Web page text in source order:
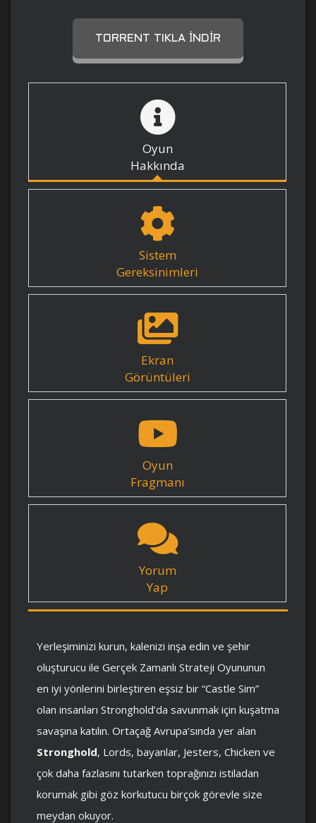
TORRENT TIKLA İNDIR
Oyun
Hakkında
Sistem
Gereksinimleri
Ekran
Görüntüleri
Oyun
Fragmanı
Yorum
Yap
Yerleşiminizi kurun, kalenizi inşa edin ve şehir
oluşturucu ile Gerçek Zamanlı Strateji Oyununun
en iyi yönlerini birleştiren eşsiz bir “Castle Sim”
olan insanları Stronghold’da savunmak için kuşatma
savaşına katılın. Ortaçağ Avrupa’sında yer alan
Stronghold, Lords, bayanlar, Jesters, Chicken ve
çok daha fazlasını tutarken toprağınızı istiladan
korumak gibi göz korkutucu birçok görevle size
meydan okuyor.